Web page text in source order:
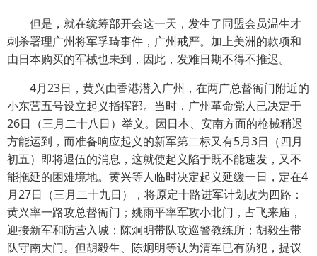
但是，就在统筹部开会这一天，发生了同盟会员温生才
刺杀署理广州将军孚琦事件，广州戒严。加上美洲的款项和
由日本购买的军械也未到，因此，发难日期不得不推迟。
4月23日，黄兴由香港潜入广州，在两广总督衙门附近的
小东营五号设立起义指挥部。当时，广州革命党人已决定于
26日（三月二十八日）举义。因日本、安南方面的枪械稍迟
方能运到，而准备响应起义的新军第二标又有5月3日（四月
初五）即将退伍的消息，这就使起义陷于既不能速发，又不
能拖延的困难境地。黄兴等人临时决定起义延缓一日，定在4
月27日（三月二十九日），将原定十路进军计划改为四路：
黄兴率一路攻总督衙门；姚雨平率军攻小北门，占飞来庙，
迎接新军和防营入城；陈炯明带队攻巡警教练所；胡毅生带
队守南大门。但胡毅生、陈炯明等认为清军已有防犯，提议